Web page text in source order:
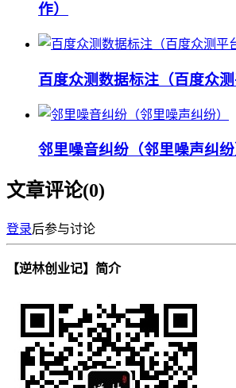
作）
百度众测数据标注（百度众测
邻里噪音纠纷（邻里噪声纠纷
文章评论(0)
登录后参与讨论
【逆林创业记】简介